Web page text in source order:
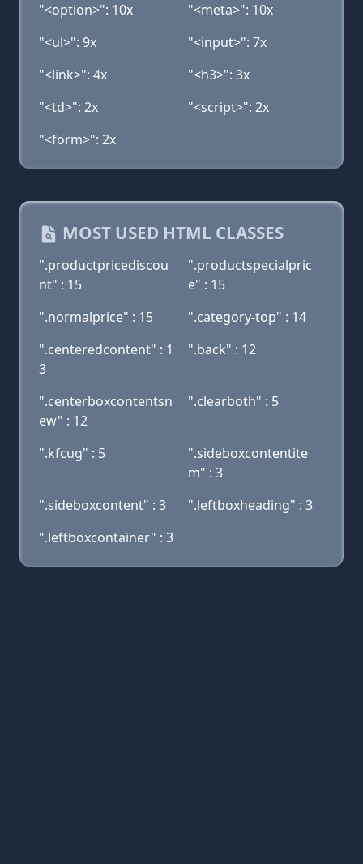
"<option>": 10x
"<meta>": 10x
"<ul>": 9x
"<input>": 7x
"<link>": 4x
"<h3>": 3x
"<td>": 2x
"<script>": 2x
"<form>": 2x
MOST USED HTML CLASSES
".productpricediscou
nt" : 15
".productspecialpric
e" : 15
".normalprice" : 15
".category-top" : 14
".centeredcontent" : 1
3
".back" : 12
".centerboxcontentsn
ew" : 12
".clearboth" : 5
".kfcug" : 5
".sideboxcontentite
m" : 3
".sideboxcontent" : 3
".leftboxheading" : 3
".leftboxcontainer" : 3